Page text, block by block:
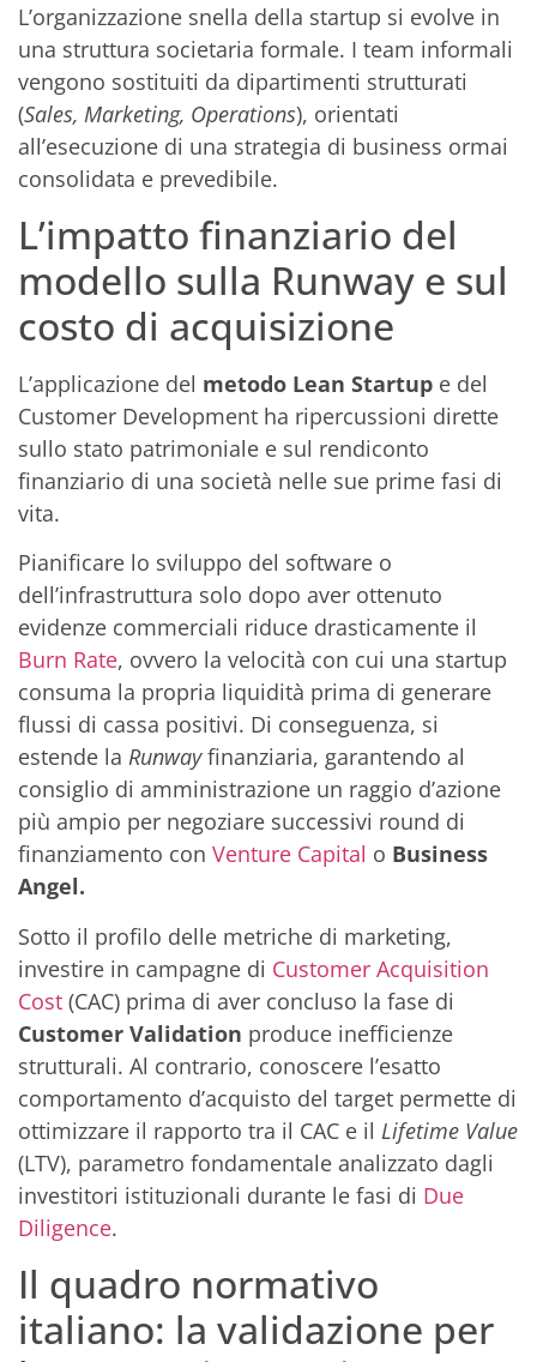
L’organizzazione snella della startup si evolve in
una struttura societaria formale. I team informali
vengono sostituiti da dipartimenti strutturati
(Sales, Marketing, Operations), orientati
all’esecuzione di una strategia di business ormai
consolidata e prevedibile.
L’impatto finanziario del
modello sulla Runway e sul
costo di acquisizione
L’applicazione del metodo Lean Startup e del
Customer Development ha ripercussioni dirette
sullo stato patrimoniale e sul rendiconto
finanziario di una società nelle sue prime fasi di
vita.
Pianificare lo sviluppo del software o
dell’infrastruttura solo dopo aver ottenuto
evidenze commerciali riduce drasticamente il
Burn Rate, ovvero la velocità con cui una startup
consuma la propria liquidità prima di generare
flussi di cassa positivi. Di conseguenza, si
estende la Runwayfinanziaria, garantendo al
consiglio di amministrazione un raggio d’azione
più ampio per negoziare successivi round di
finanziamento con Venture Capital o Business
Angel.
Sotto il profilo delle metriche di marketing,
investire in campagne di Customer Acquisition
Cost (CAC) prima di aver concluso la fase di
Customer Validation produce inefficienze
strutturali. Al contrario, conoscere l’esatto
comportamento d’acquisto del target permette di
ottimizzare il rapporto tra il CAC e il Lifetime Value
(LTV), parametro fondamentale analizzato dagli
investitori istituzionali durante le fasi di Due
Diligence.
Il quadro normativo
italiano: la validazione per